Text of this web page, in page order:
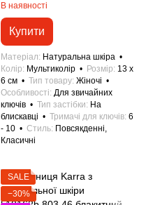
В наявності
Купити
Матеріал
Натуральна шкіра
Колір
Мультиколір Розмір 13 x
6 см
Тип товару Жіночі
Особливості Для звичайних
ключів
Тип застібки
На
блискавці
Тримачі для ключів 6
- 10
Стиль Повсякденні,
Класичні
SALE
−30%